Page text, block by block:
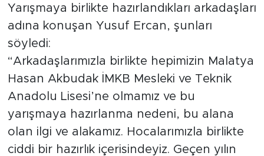
Yarışmaya birlikte hazırlandıkları arkadaşları
adına konuşan Yusuf Ercan, şunları
söyledi:
“Arkadaşlarımızla birlikte hepimizin Malatya
Hasan Akbudak İMKB Mesleki ve Teknik
Anadolu Lisesi’ne olmamız ve bu
yarışmaya hazırlanma nedeni, bu alana
olan ilgi ve alakamız. Hocalarımızla birlikte
ciddi bir hazırlık içerisindeyiz. Geçen yılın